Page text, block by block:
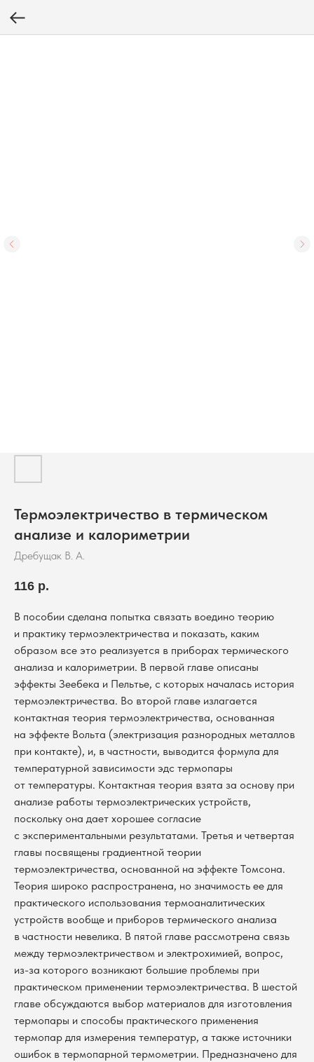
Термоэлектричество в термическом
анализе и калориметрии
Дребущак В. А.
116 р.
В пособии сделана попытка связать воедино теорию
и практику термоэлектричества и показать, каким
образом все это реализуется в приборах термического
анализа и калориметрии. В первой главе описаны
эффекты Зеебека и Пельтье, с которых началась история
термоэлектричества. Во второй главе излагается
контактная теория термоэлектричества, основанная
на эффекте Вольта (электризация разнородных металлов
при контакте), и, в частности, выводится формула для
температурной зависимости эдс термопары
от температуры. Контактная теория взята за основу при
анализе работы термоэлектрических устройств,
поскольку она дает хорошее согласие
с экспериментальными результатами. Третья и четвертая
главы посвящены градиентной теории
термоэлектричества, основанной на эффекте Томсона.
Теория широко распространена, но значимость ее для
практического использования термоаналитических
устройств вообще и приборов термического анализа
в частности невелика. В пятой главе рассмотрена связь
между термоэлектричеством и электрохимией, вопрос,
из-за которого возникают большие проблемы при
практическом применении термоэлектричества. В шестой
главе обсуждаются выбор материалов для изготовления
термопары и способы практического применения
термопар для измерения температур, а также источники
ошибок в термопарной термометрии. Предназначено для